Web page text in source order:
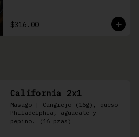
$316.00
California 2x1
Masago | Cangrejo (16g), queso
Philadelphia, aguacate y
pepino. (16 pzas)